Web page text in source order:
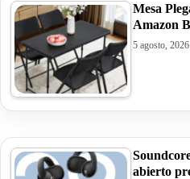
Mesa
Amazon
5 agosto, 2026
abierto